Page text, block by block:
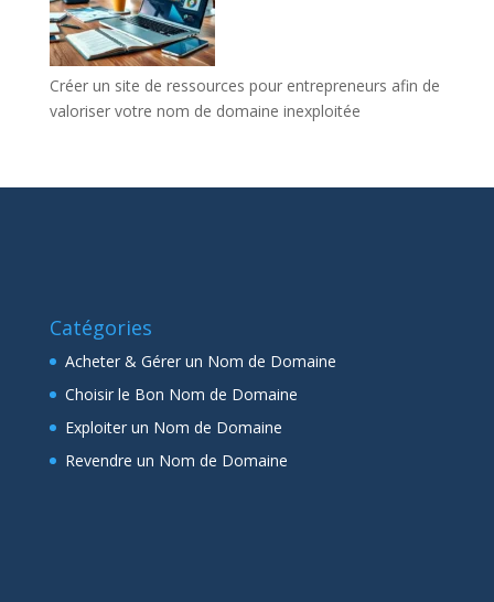
Créer un site de ressources pour entrepreneurs afin de
valoriser votre nom de domaine inexploitée
Catégories
Acheter & Gérer un Nom de Domaine
Choisir le Bon Nom de Domaine
Exploiter un Nom de Domaine
Revendre un Nom de Domaine